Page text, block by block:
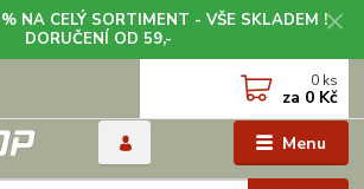
NA CELÝ SORTIMENT - VŠE SKLADEM !
DORUČENÍ OD 59,-
Menu
0 ks
za 0 Kč